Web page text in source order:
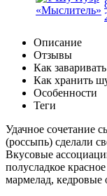
Описание
Отзывы
Как
Как хранить
Особенности
Теги
Удачное сочетание
(россыпь) сделали
Вкусовые
полусладкое
мармелад, кедровые